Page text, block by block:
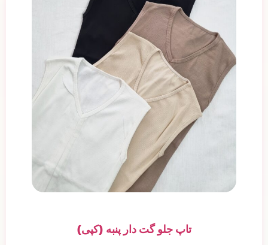
تاپ جلو گت دار پنبه (کپی)